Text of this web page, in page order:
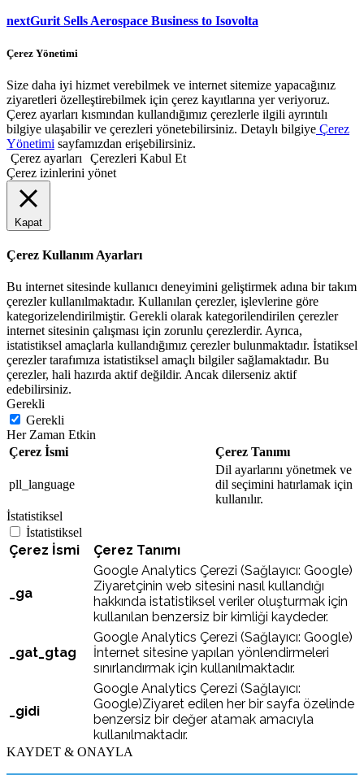
nextGurit Sells Aerospace Business to Isovolta
Çerez Yönetimi
Size daha iyi hizmet verebilmek ve internet sitemize yapacağınız
ziyaretleri özelleştirebilmek için çerez kayıtlarına yer veriyoruz.
Çerez ayarları kısmından kullandığımız çerezlerle ilgili ayrıntılı
bilgiye ulaşabilir ve çerezleri yönetebilirsiniz. Detaylı bilgiye Çerez
Yönetimi sayfamızdan erişebilirsiniz.
Çerez ayarları
Çerezleri Kabul Et
Çerez izinlerini yönet
Kapat
Çerez Kullanım Ayarları
Bu internet sitesinde kullanıcı deneyimini geliştirmek adına bir takım
çerezler kullanılmaktadır. Kullanılan çerezler, işlevlerine göre
kategorizelendirilmiştir. Gerekli olarak kategorilendirilen çerezler
internet sitesinin çalışması için zorunlu çerezlerdir. Ayrıca,
istatistiksel amaçlarla kullandığımız çerezler bulunmaktadır. İstatiksel
çerezler tarafımıza istatistiksel amaçlı bilgiler sağlamaktadır. Bu
çerezler, hali hazırda aktif değildir. Ancak dilerseniz aktif
edebilirsiniz.
Gerekli
Gerekli
Her Zaman Etkin
Çerez İsmi
Çerez Tanımı
pll_language
Dil ayarlarını yönetmek ve
dil seçimini hatırlamak için
kullanılır.
İstatistiksel
İstatistiksel
Çerez İsmi Çerez Tanımı
_ga
Google Analytics Çerezi (Sağlayıcı: Google)
Ziyaretçinin web sitesini nasıl kullandığı
hakkında istatistiksel veriler oluşturmak için
kullanılan benzersiz bir kimliği kaydeder.
_gat_gtag
Google Analytics Çerezi (Sağlayıcı: Google)
İnternet sitesine yapılan yönlendirmeleri
sınırlandırmak için kullanılmaktadır.
_gidi
Google Analytics Çerezi (Sağlayıcı:
Google)Ziyaret edilen her bir sayfa özelinde
benzersiz bir değer atamak amacıyla
kullanılmaktadır.
KAYDET & ONAYLA